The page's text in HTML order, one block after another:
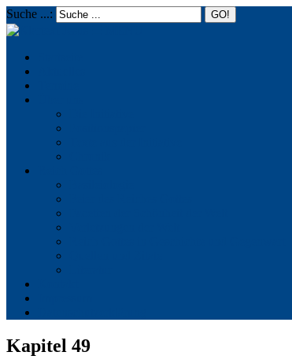
Suche ...:
Kapitel 49